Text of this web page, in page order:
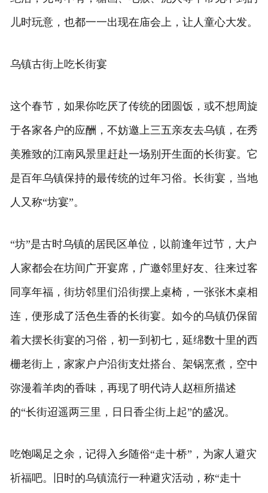
儿时玩意，也都一一出现在庙会上，让人童心大发。
乌镇古街上吃长街宴
这个春节，如果你吃厌了传统的团圆饭，或不想周旋
于各家各户的应酬，不妨邀上三五亲友去乌镇，在秀
美雅致的江南风景里赶赴一场别开生面的长街宴。它
是百年乌镇保持的最传统的过年习俗。长街宴，当地
人又称“坊宴”。
“坊”是古时乌镇的居民区单位，以前逢年过节，大户
人家都会在坊间广开宴席，广邀邻里好友、往来过客
同享年福，街坊邻里们沿街摆上桌椅，一张张木桌相
连，便形成了活色生香的长街宴。如今的乌镇仍保留
着大摆长街宴的习俗，初一到初七，延绵数十里的西
栅老街上，家家户户沿街支灶搭台、架锅烹煮，空中
弥漫着羊肉的香味，再现了明代诗人赵桓所描述
的“长街迢遥两三里，日日香尘街上起”的盛况。
吃饱喝足之余，记得入乡随俗“走十桥”，为家人避灾
祈福吧。旧时的乌镇流行一种避灾活动，称“走十